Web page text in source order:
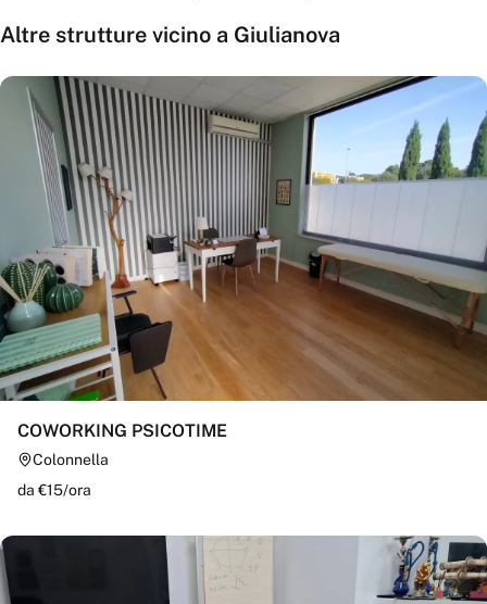
Altre strutture vicino a Giulianova
COWORKING PSICOTIME
Colonnella
da €15/ora